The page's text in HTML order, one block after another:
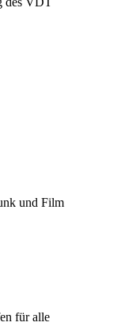
und Film
für alle